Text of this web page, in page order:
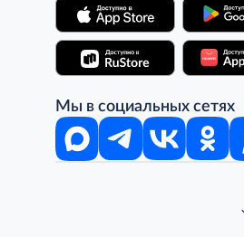
Мы в социальных сетях
Стань клиентом METRO